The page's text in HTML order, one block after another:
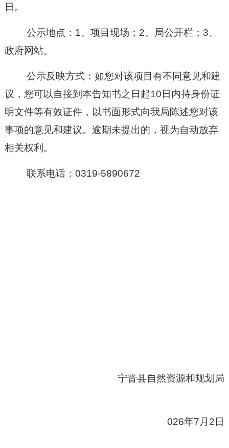
日。
公示地点： 1、项目现场 ； 2、 局公开栏； 3、
政府网站。
公示反映方式：如您对该项目有不同意见和建
议，您可以自接到本告知书之日起10日内持身份证
明文件等有效证件， 以书面形式向我局陈述您对该
事项的意见和建议。逾期未提出的，视为自动放弃
相关权利。
联系电话： 0319-5890672
宁晋县自然资源和规划局
026年7 月 2 日